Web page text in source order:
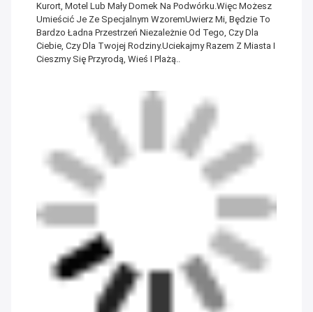
Kurort, Motel Lub Mały Domek Na Podwórku.Więc Możesz
Umieścić Je Ze Specjalnym WzoremUwierz Mi, Będzie To
Bardzo Ładna Przestrzeń Niezależnie Od Tego, Czy Dla
Ciebie, Czy Dla Twojej Rodziny.Uciekajmy Razem Z Miasta I
Cieszmy Się Przyrodą, Wieś I Plażą..